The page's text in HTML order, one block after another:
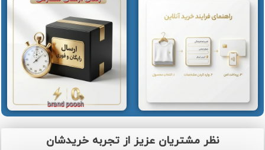
نظر مشتریان عزیز از تجربه خریدشان